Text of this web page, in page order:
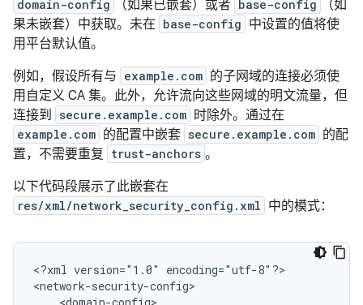
domain-config （如果已嵌套）或者 base-config
（如
果未嵌套）中获取。未在 base-config 中设置的值将使
用平台默认值。
例如，假设所有与 example.com 的子网域的连接必须使
用自定义 CA 集。此外，允许流向这些网域的明文流量，但
连接到 secure.example.com 时除外。 通过在
example.com 的配置中嵌套 secure.example.com 的配
置，不需要重复 trust-anchors 。
以下代码段展示了此嵌套在
res/xml/network_security_config.xml 中的模式：
<?xml version="1.0"
encoding="utf-8"?>